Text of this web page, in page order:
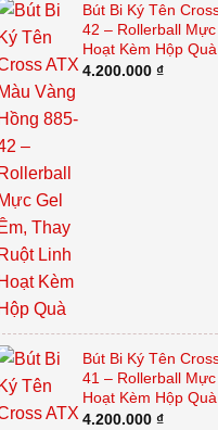
Bút Bi Ký Tên
42 – Rollerball
Hoạt Kèm Hộp Quà
4.200.000 ₫
Bút Bi Ký Tên
41 – Rollerball
Hoạt Kèm Hộp
4.200.000 ₫